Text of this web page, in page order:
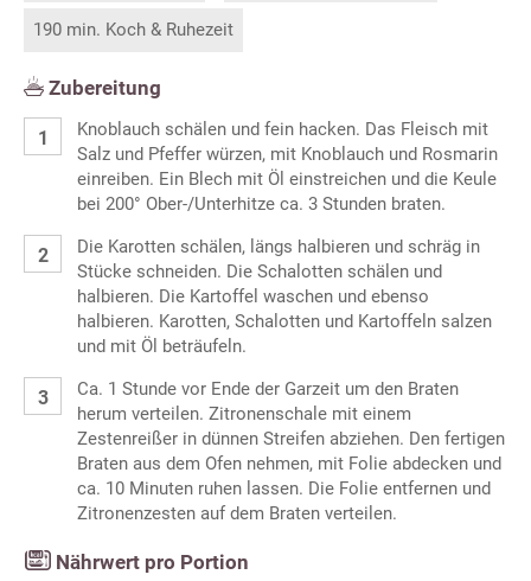
190 min. Koch & Ruhezeit
Zubereitung
Knoblauch schälen und fein hacken. Das Fleisch mit
Salz und Pfeffer würzen, mit Knoblauch und Rosmarin
einreiben. Ein Blech mit Öl einstreichen und die Keule
bei 200° Ober-/Unterhitze ca. 3 Stunden braten.
Die Karotten schälen, längs halbieren und schräg in
Stücke schneiden. Die Schalotten schälen und
halbieren. Die Kartoffel waschen und ebenso
halbieren. Karotten, Schalotten und Kartoffeln salzen
und mit Öl beträufeln.
Ca. 1 Stunde vor Ende der Garzeit um den Braten
herum verteilen. Zitronenschale mit einem
Zestenreißer in dünnen Streifen abziehen. Den fertigen
Braten aus dem Ofen nehmen, mit Folie abdecken und
ca. 10 Minuten ruhen lassen. Die Folie entfernen und
Zitronenzesten auf dem Braten verteilen.
Nährwert pro Portion